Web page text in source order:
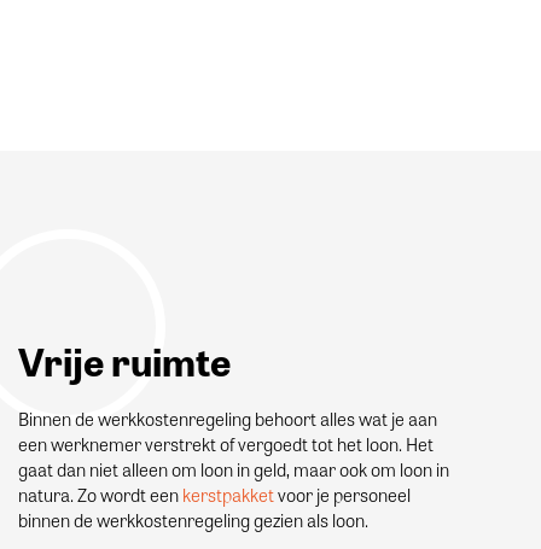
Vrije ruimte
Binnen de werkkostenregeling behoort alles wat je aan
een werknemer verstrekt of vergoedt tot het loon. Het
gaat dan niet alleen om loon in geld, maar ook om loon in
natura. Zo wordt eenkerstpakketvoor je personeel
binnen de werkkostenregeling gezien als loon.